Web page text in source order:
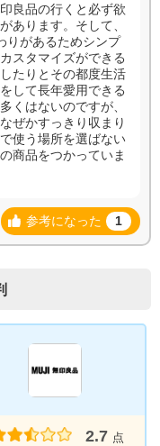
良品の行くと必ず欲
あります。そして、
りがあるためシンプ
スタマイズができる
たりとその都度生活
して長年愛用できる
くはないのですが、
ぜかすっきり収まり
使う場所を選ばない
商品をつかっていま
参考になった 1
2.7 点